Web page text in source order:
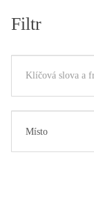
Filtr
Místo